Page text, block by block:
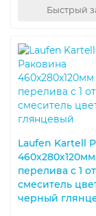
Быстрый
Laufen Kartell
перелива с 1
смеситель
черный